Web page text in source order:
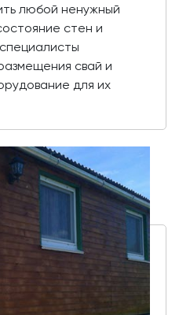
любой ненужный
стен и
свай и
для их